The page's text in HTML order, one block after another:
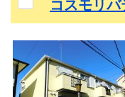
コスモリ